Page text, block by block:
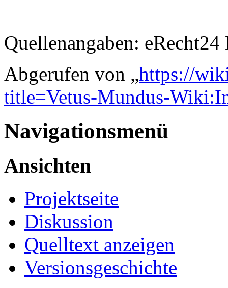
Quellenangaben:
Abgerufen von „https://
title=Vetus-Mundus-
Navigationsmenü
Ansichten
Projektseite
Diskussion
Quelltext anzeigen
Versionsgeschichte